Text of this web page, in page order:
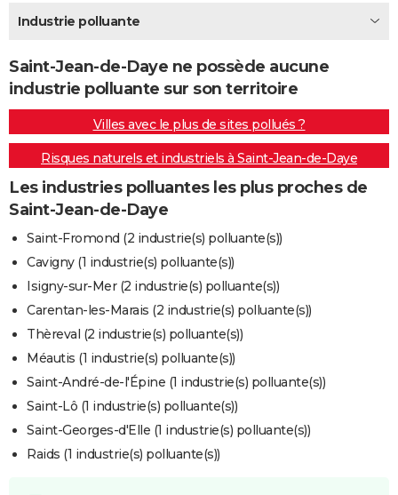
Destinations
City break
Voyage nature
Voyage de noces
Forum
Climat
+PHOTO
GUIDES D'ACHAT
BONS PLANS
CARTE DE VOEUX
Carte de Noël
Carte Bonne année
Carte Saint-Valentin
Carte Pâques
Carte d'anniversaire
DICTIONNAIRE
Dictionnaire
Biographies
Citations
Expressions
Proverbes
PROGRAMME TV
COPAINS D'AVANT
S'inscrire
Se connecter
Lycées
Collèges
Primaires
Universités
Entreprises
Service militaire
Avis de recherche
AVIS DE DÉCÈS
FORUM
Bricolage
Lifestyle
Culture
Sport
Auto
Television
Voyage
Cinema
Industrie polluante
Saint-Jean-de-Daye ne possède aucune
industrie polluante sur son territoire
Villes avec le plus de sites pollués ?
Risques naturels et industriels à Saint-Jean-de-Daye
Les industries polluantes les plus proches de
Saint-Jean-de-Daye
Saint-Fromond (2 industrie(s) polluante(s))
Cavigny (1 industrie(s) polluante(s))
Isigny-sur-Mer (2 industrie(s) polluante(s))
Carentan-les-Marais (2 industrie(s) polluante(s))
Thèreval (2 industrie(s) polluante(s))
Méautis (1 industrie(s) polluante(s))
Saint-André-de-l'Épine (1 industrie(s) polluante(s))
Saint-Lô (1 industrie(s) polluante(s))
Saint-Georges-d'Elle (1 industrie(s) polluante(s))
Raids (1 industrie(s) polluante(s))